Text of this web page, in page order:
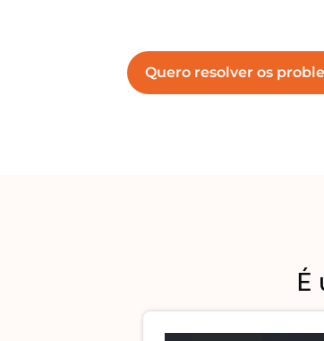
Quero resolver os
É